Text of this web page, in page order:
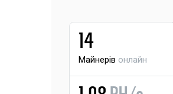
14
Майнерів онлайн